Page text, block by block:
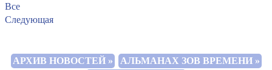
Все
Следующая
АРХИВ НОВОСТЕЙ »
АЛЬМАНАХ ЗОВ ВРЕМЕНИ »